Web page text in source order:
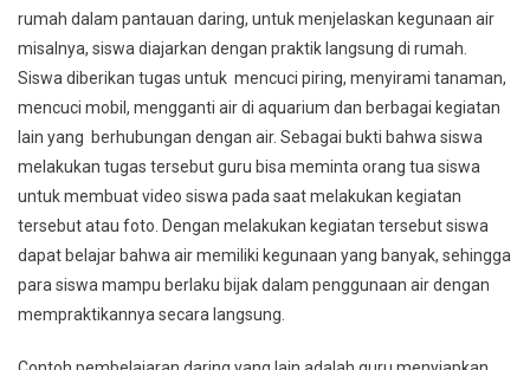
rumah dalam pantauan daring, untuk menjelaskan kegunaan air
misalnya, siswa diajarkan dengan praktik langsung di rumah.
Siswa diberikan tugas untuk mencuci piring, menyirami tanaman,
mencuci mobil, mengganti air di aquarium dan berbagai kegiatan
lain yang berhubungan dengan air. Sebagai bukti bahwa siswa
melakukan tugas tersebut guru bisa meminta orang tua siswa
untuk membuat video siswa pada saat melakukan kegiatan
tersebut atau foto. Dengan melakukan kegiatan tersebut siswa
dapat belajar bahwa air memiliki kegunaan yang banyak, sehingga
para siswa mampu berlaku bijak dalam penggunaan air dengan
mempraktikannya secara langsung.